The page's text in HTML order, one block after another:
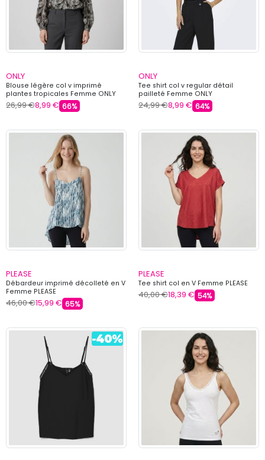
ONLY
Blouse légère col v imprimé
plantes tropicales Femme ONLY
26,99 €8,99 € 66%
ONLY
Tee shirt col v regular détail
pailleté Femme ONLY
24,99 €8,99 € 64%
PLEASE
Débardeur imprimé décolleté en V
Femme PLEASE
46,00 €15,99 € 65%
PLEASE
Tee shirt col en V Femme PLEASE
40,00 €18,39 € 54%